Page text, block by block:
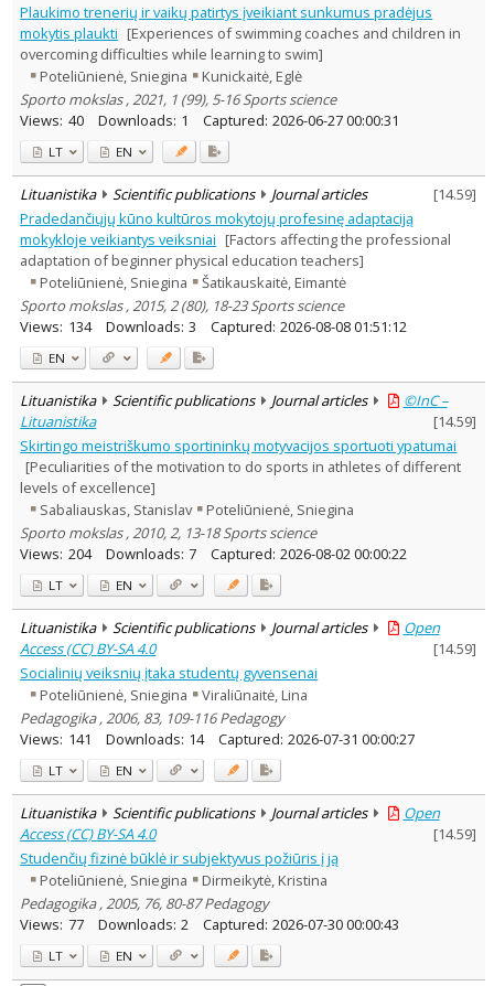
Plaukimo trenerių ir vaikų patirtys įveikiant sunkumus pradėjus
mokytis plaukti [Experiences of swimming coaches and children in
overcoming difficulties while learning to swim]
Poteliūnienė, Sniegina
Kunickaitė, Eglė
Sporto mokslas , 2021, 1 (99), 5-16 Sports science
Views: 40 Downloads: 1 Captured: 2026-06-27 00:00:31
LT EN
Lituanistika Scientific publications Journal articles [14.59]
Pradedančiųjų kūno kultūros mokytojų profesinę adaptaciją
mokykloje veikiantys veiksniai [Factors affecting the professional
adaptation of beginner physical education teachers]
Poteliūnienė, Sniegina
Šatikauskaitė, Eimantė
Sporto mokslas , 2015, 2 (80), 18-23 Sports science
Views: 134 Downloads: 3 Captured: 2026-08-08 01:51:12
EN
Lituanistika Scientific publications Journal articles
©InC –
Lituanistika
[14.59]
Skirtingo meistriškumo sportininkų motyvacijos sportuoti ypatumai
[Peculiarities of the motivation to do sports in athletes of different
levels of excellence]
Sabaliauskas, Stanislav
Poteliūnienė, Sniegina
Sporto mokslas , 2010, 2, 13-18 Sports science
Views: 204 Downloads: 7 Captured: 2026-08-02 00:00:22
LT EN
Lituanistika Scientific publications Journal articles
Open
Access (CC) BY-SA 4.0
[14.59]
Socialinių veiksnių įtaka studentų gyvensenai
Poteliūnienė, Sniegina
Viraliūnaitė, Lina
Pedagogika , 2006, 83, 109-116 Pedagogy
Views: 141 Downloads: 14 Captured: 2026-07-31 00:00:27
LT EN
Lituanistika Scientific publications Journal articles
Open
Access (CC) BY-SA 4.0
[14.59]
Studenčių fizinė būklė ir subjektyvus požiūris į ją
Poteliūnienė, Sniegina
Dirmeikytė, Kristina
Pedagogika , 2005, 76, 80-87 Pedagogy
Views: 77 Downloads: 2 Captured: 2026-07-30 00:00:43
LT EN